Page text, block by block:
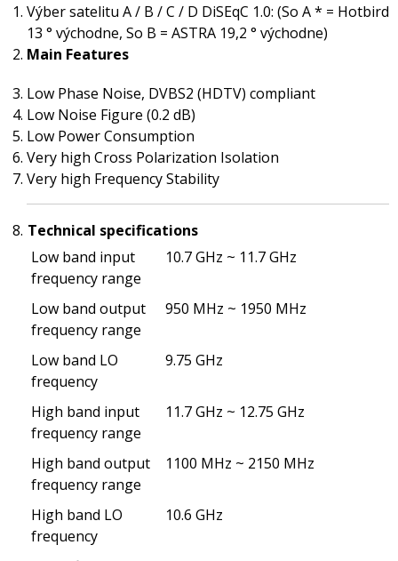
Výber satelitu A / B / C / D DiSEqC 1.0: (So A * = Hotbird
13 ° východne, So B = ASTRA 19,2 ° východne)
Main Features
Low Phase Noise, DVBS2 (HDTV) compliant
Low Noise Figure (0.2 dB)
Low Power Consumption
Very high Cross Polarization Isolation
Very high Frequency Stability
Technical specifications
Low band input
frequency range
10.7 GHz ~ 11.7 GHz
Low band output
frequency range
950 MHz ~ 1950 MHz
Low band LO
frequency
9.75 GHz
High band input
frequency range
11.7 GHz ~ 12.75 GHz
High band output
frequency range
1100 MHz ~ 2150 MHz
High band LO
frequency
10.6 GHz